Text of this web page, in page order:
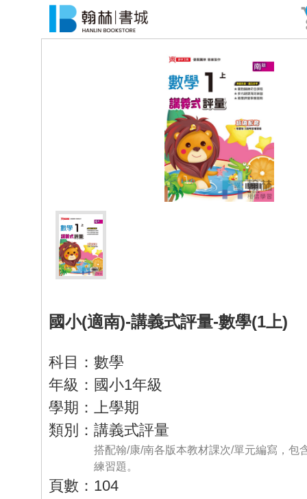
國小(適南)-講義式評量-數學(1上)
科目：數學
年級：國小1年級
學期：上學期
類別：講義式評量
搭配翰/康/南各版本教材課次/單元編寫，包
練習題。
頁數：104